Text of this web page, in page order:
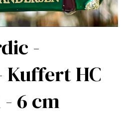
-
Kuffert HC
6 cm